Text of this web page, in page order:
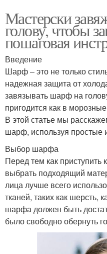
Мастерски
голову, чтобы
пошаговая
Введение
Шарф – это не только
надежная защита от
завязывать шарф на
пригодится как в
В этой статье мы
шарф, используя
Выбор шарфа
Перед тем как
выбрать подходящий
лица лучше всего
тканей, таких как
шарфа должен быть
было свободно обернуть